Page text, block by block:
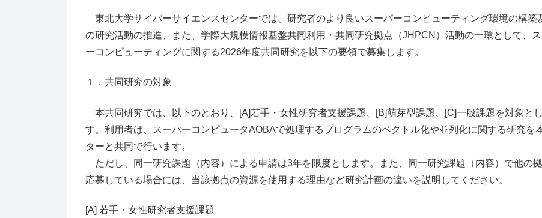
東北大学サイバーサイエンスセンターでは、研究者のより良いスーパーコンピューティング環境の構築
の研究活動の推進、また、学際大規模情報基盤共同利用・共同研究拠点（JHPCN）活動の一環として、
ーコンピューティングに関する2026年度共同研究を以下の要領で募集します。
１．共同研究の対象
本共同研究では、以下のとおり、[A]若手・女性研究者支援課題、[B]萌芽型課題、[C]一般課題を対象と
す。利用者は、スーパーコンピュータAOBAで処理するプログラムのベクトル化や並列化に関する研究を
ターと共同で行います。
ただし、同一研究課題（内容）による申請は3年を限度とします。また、同一研究課題（内容）で他の
応募している場合には、当該拠点の資源を使用する理由など研究計画の違いを説明してください。
[A] 若手・女性研究者支援課題